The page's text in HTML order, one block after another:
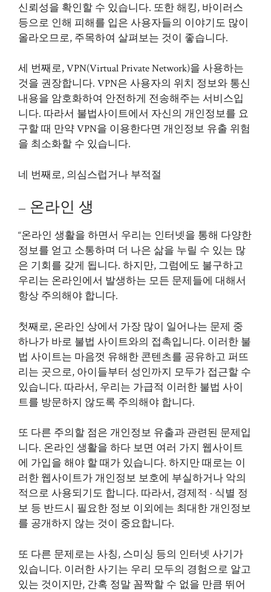
신뢰성을 확인할 수 있습니다. 또한 해킹, 바이러스
등으로 인해 피해를 입은 사용자들의 이야기도 많이
올라오므로, 주목하여 살펴보는 것이 좋습니다.
세 번째로, VPN(Virtual Private Network)을 사용하는
것을 권장합니다. VPN은 사용자의 위치 정보와 통신
내용을 암호화하여 안전하게 전송해주는 서비스입
니다. 따라서 불법사이트에서 자신의 개인정보를 요
구할 때 만약 VPN을 이용한다면 개인정보 유출 위험
을 최소화할 수 있습니다.
네 번째로, 의심스럽거나 부적절
– 온라인 생
“온라인 생활을 하면서 우리는 인터넷을 통해 다양한
정보를 얻고 소통하며 더 나은 삶을 누릴 수 있는 많
은 기회를 갖게 됩니다. 하지만, 그럼에도 불구하고
우리는 온라인에서 발생하는 모든 문제들에 대해서
항상 주의해야 합니다.
첫째로, 온라인 상에서 가장 많이 일어나는 문제 중
하나가 바로 불법 사이트와의 접촉입니다. 이러한 불
법 사이트는 마음껏 유해한 콘텐츠를 공유하고 퍼뜨
리는 곳으로, 아이들부터 성인까지 모두가 접근할 수
있습니다. 따라서, 우리는 가급적 이러한 불법 사이
트를 방문하지 않도록 주의해야 합니다.
또 다른 주의할 점은 개인정보 유출과 관련된 문제입
니다. 온라인 생활을 하다 보면 여러 가지 웹사이트
에 가입을 해야 할 때가 있습니다. 하지만 때로는 이
러한 웹사이트가 개인정보 보호에 부실하거나 악의
적으로 사용되기도 합니다. 따라서, 경제적 · 식별 정
보 등 반드시 필요한 정보 이외에는 최대한 개인정보
를 공개하지 않는 것이 중요합니다.
또 다른 문제로는 사칭, 스미싱 등의 인터넷 사기가
있습니다. 이러한 사기는 우리 모두의 경험으로 알고
있는 것이지만, 간혹 정말 꼼짝할 수 없을 만큼 뛰어